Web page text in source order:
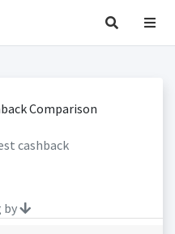
cashback
by